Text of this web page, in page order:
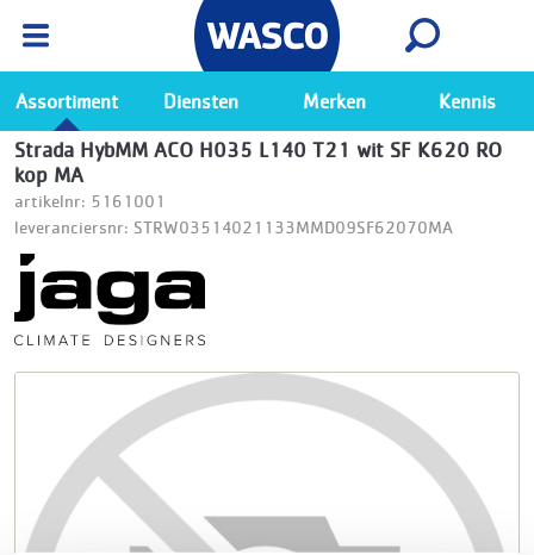
Ga naar de Wasco app
Bekijk
Assortiment Diensten Merken Kennis
Strada HybMM ACO H035 L140 T21 wit SF K620 RO
kop MA
artikelnr: 5161001
leveranciersnr: STRW03514021133MMD09SF62070MA